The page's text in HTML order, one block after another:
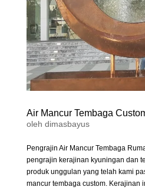
Air Mancur Tembaga
oleh dimasbayus
Pengrajin Air Mancur Tembaga
pengrajin kerajinan kyuningan dan
produk unggulan yang telah kami
mancur tembaga custom. Kerajinan